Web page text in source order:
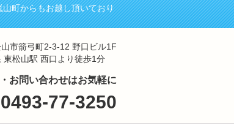
町からもお越し頂いており
市箭弓町2-3-12 野口ビル1F
東松山駅 西口より徒歩1分
お問い合わせはお気軽に
0493-77-3250